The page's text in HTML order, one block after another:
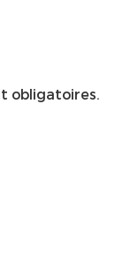
obligatoires.